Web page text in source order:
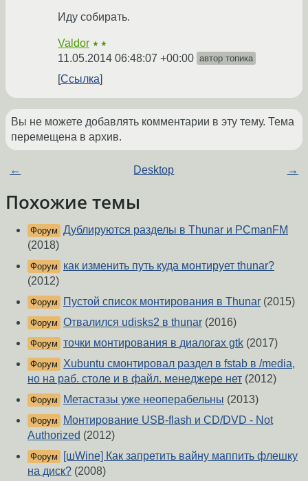
Иду собирать.
Valdor ★★
11.05.2014 06:48:07 +00:00 автор топика
Ссылка
Вы не можете добавлять комментарии в эту тему. Тема
перемещена в архив.
← Desktop →
Похожие темы
Форум Дублируются разделы в Thunar и PCmanFM
(2018)
Форум
как изменить путь куда монтирует thunar?
(2012)
Форум Пустой список монтирования в Thunar (2015)
Форум Отвалился udisks2 в thunar (2016)
Форум точки монтирования в диалогах gtk (2017)
Форум
Xubuntu смонтировал раздел в fstab в /media,
но на раб. столе и в файл. менеджере нет (2012)
Форум Метастазы уже неоперабельны (2013)
Форум
Монтирование USB-flash и CD/DVD - Not
Authorized (2012)
Форум
[шWine] Как запретить вайну маппить флешку
на диск? (2008)